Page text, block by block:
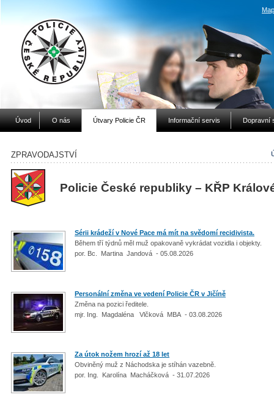
Úvod O nás Útvary Policie ČR Informační servis Dopravní
ZPRAVODAJSTVÍ
Policie České republiky – KŘP
Sérii krádeží v Nové Pace má mít na svědomí recidivista.
Během tří týdnů měl muž opakovaně vykrádat vozidla i objekty.
por. Bc. Martina Jandová - 05.08.2026
Personální změna ve vedení Policie ČR v Jičíně
Změna na pozici ředitele.
mjr. Ing. Magdaléna Vlčková MBA - 03.08.2026
Za útok nožem hrozí až 18 let
Obviněný muž z Náchodska je stíhán vazebně.
por. Ing. Karolína Macháčková - 31.07.2026